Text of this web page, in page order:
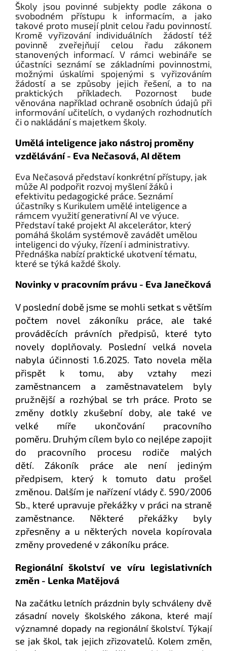
Školy jsou povinné subjekty podle zákona o
svobodném přístupu k informacím, a jako
takové proto musejí plnit celou řadu povinností.
Kromě vyřizování individuálních žádostí též
povinně zveřejňují celou řadu zákonem
stanovených informací. V rámci webináře se
účastníci seznámí se základními povinnostmi,
možnými úskalími spojenými s vyřizováním
žádostí a se způsoby jejich řešení, a to na
praktických příkladech. Pozornost bude
věnována například ochraně osobních údajů při
informování učitelích, o vydaných rozhodnutích
či o nakládání s majetkem školy.
Umělá inteligence jako nástroj proměny
vzdělávání - Eva Nečasová, AI dětem
Eva Nečasová představí konkrétní přístupy, jak
může AI podpořit rozvoj myšlení žáků i
efektivitu pedagogické práce. Seznámí
účastníky s Kurikulem umělé inteligence a
rámcem využití generativní AI ve výuce.
Představí také projekt AI akcelerátor, který
pomáhá školám systémově zavádět umělou
inteligenci do výuky, řízení i administrativy.
Přednáška nabízí praktické ukotvení tématu,
které se týká každé školy.
Novinky v pracovním právu - Eva Janečková
V poslední době jsme se mohli setkat s větším
počtem novel zákoníku práce, ale také
prováděcích právních předpisů, které tyto
novely doplňovaly. Poslední velká novela
nabyla účinnosti 1.6.2025. Tato novela měla
přispět k tomu, aby vztahy mezi
zaměstnancem a zaměstnavatelem byly
pružnější a rozhýbal se trh práce. Proto se
změny dotkly zkušební doby, ale také ve
velké míře ukončování pracovního
poměru. Druhým cílem bylo co nejlépe zapojit
do pracovního procesu rodiče malých
dětí. Zákoník práce ale není jediným
předpisem, který k tomuto datu prošel
změnou. Dalším je nařízení vlády č. 590/2006
Sb., které upravuje překážky v práci na straně
zaměstnance. Některé překážky byly
zpřesněny a u některých novela kopírovala
změny provedené v zákoníku práce.
Regionální školství ve víru legislativních
změn - Lenka Matějová
Na začátku letních prázdnin byly schváleny dvě
zásadní novely školského zákona, které mají
významné dopady na regionální školství. Týkají
se jak škol, tak jejich zřizovatelů. Kolem změn,